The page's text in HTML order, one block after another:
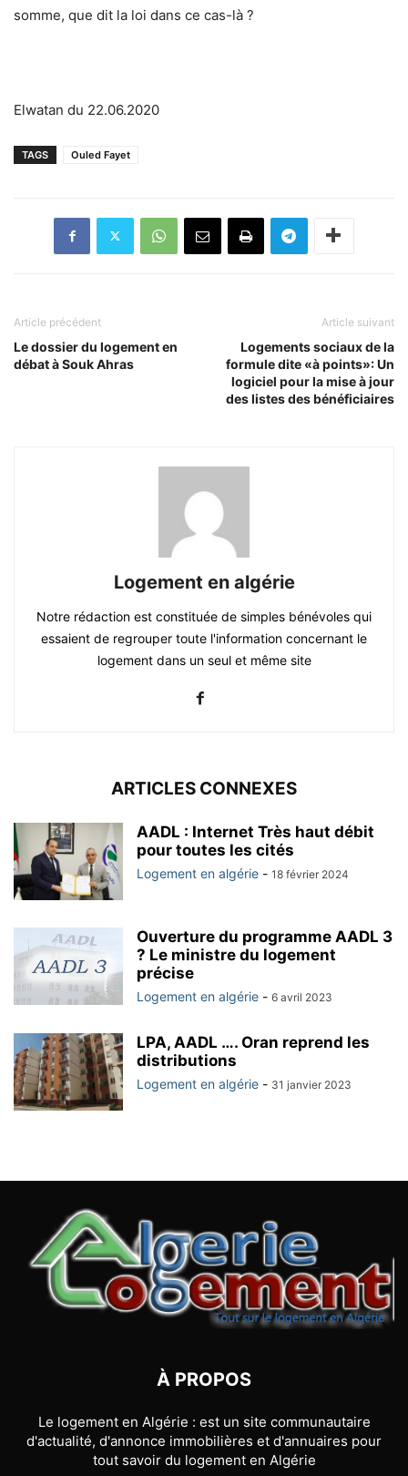
somme, que dit la loi dans ce cas-là ?
Elwatan du 22.06.2020
TAGS Ouled Fayet
Article précédent
Le dossier du logement en
débat à Souk Ahras
Article suivant
Logements sociaux de la
formule dite «à points»: Un
logiciel pour la mise à jour
des listes des bénéficiaires
Logement en algérie
Notre rédaction est constituée de simples bénévoles qui
essaient de regrouper toute l'information concernant le
logement dans un seul et même site
ARTICLES CONNEXES
AADL : Internet Très haut débit
pour toutes les cités
Logement en algérie - 18 février 2024
Ouverture du programme AADL 3
? Le ministre du logement
précise
Logement en algérie - 6 avril 2023
LPA, AADL …. Oran reprend les
distributions
Logement en algérie - 31 janvier 2023
À PROPOS
Le logement en Algérie : est un site communautaire
d'actualité, d'annonce immobilières et d'annuaires pour
tout savoir du logement en Algérie